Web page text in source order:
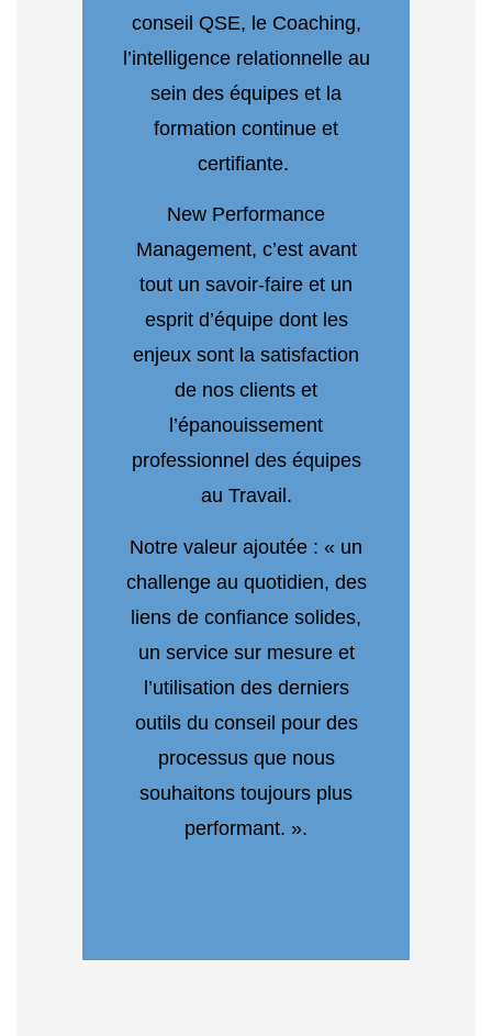
conseil QSE, le Coaching,
l’intelligence relationnelle au
sein des équipes et la
formation continue et
certifiante.
New Performance
Management, c’est avant
tout un savoir-faire et un
esprit d’équipe dont les
enjeux sont la satisfaction
de nos clients et
l’épanouissement
professionnel des équipes
au Travail.
Notre valeur ajoutée : « un
challenge au quotidien, des
liens de confiance solides,
un service sur mesure et
l’utilisation des derniers
outils du conseil pour des
processus que nous
souhaitons toujours plus
performant. ».